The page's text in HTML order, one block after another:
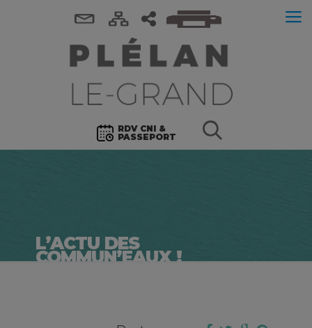
RDV CNI &
PASSEPORT
L’ACTU DES
COMMUN’EAUX !